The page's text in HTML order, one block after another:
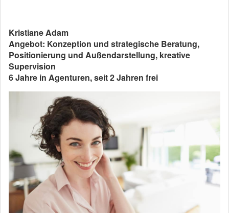
Kristiane Adam
Angebot: Konzeption und strategische Beratung,
Positionierung und Außendarstellung, kreative
Supervision
6 Jahre in Agenturen, seit 2 Jahren frei